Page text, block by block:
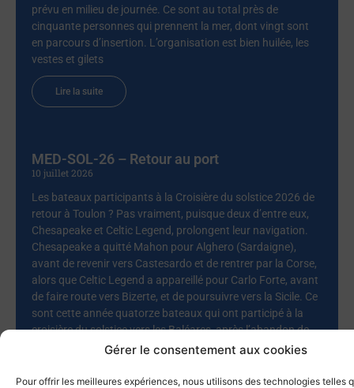
Gérer le consentement aux cookies
Pour offrir les meilleures expériences, nous utilisons des technologies telles
prévu en milieu de journée. Ce sont au total près de
cinquante personnes qui prennent la mer, dont vingt sont
en parcours d’insertion. L’organisation est bien huilée, les
vestes et gilets
Lire la suite
MED-SOL-26 – Retour au port
10 juillet 2026
Les bateaux participants à la Croisière du solstice 2026 de
retour à Toulon ? Pas vraiment, puisque deux d’entre eux,
Chesapeake et Celtic Legend, prolongent leur navigation.
Chesapeake a quitté Mahon pour Alghero (Sardaigne),
avant de revenir vers Castesardo et de rentrer par la Corse,
alors que Celtic Legend a appareillé pour Carlo Forte, avant
de faire route vers Bizerte, et de poursuivre vers la Sicile. Ce
sont cette année quatorze bateaux qui ont participé à la
croisière du solstice vers les Baléares, après l’abandon de
deux autres pour raisons
Lire la suite